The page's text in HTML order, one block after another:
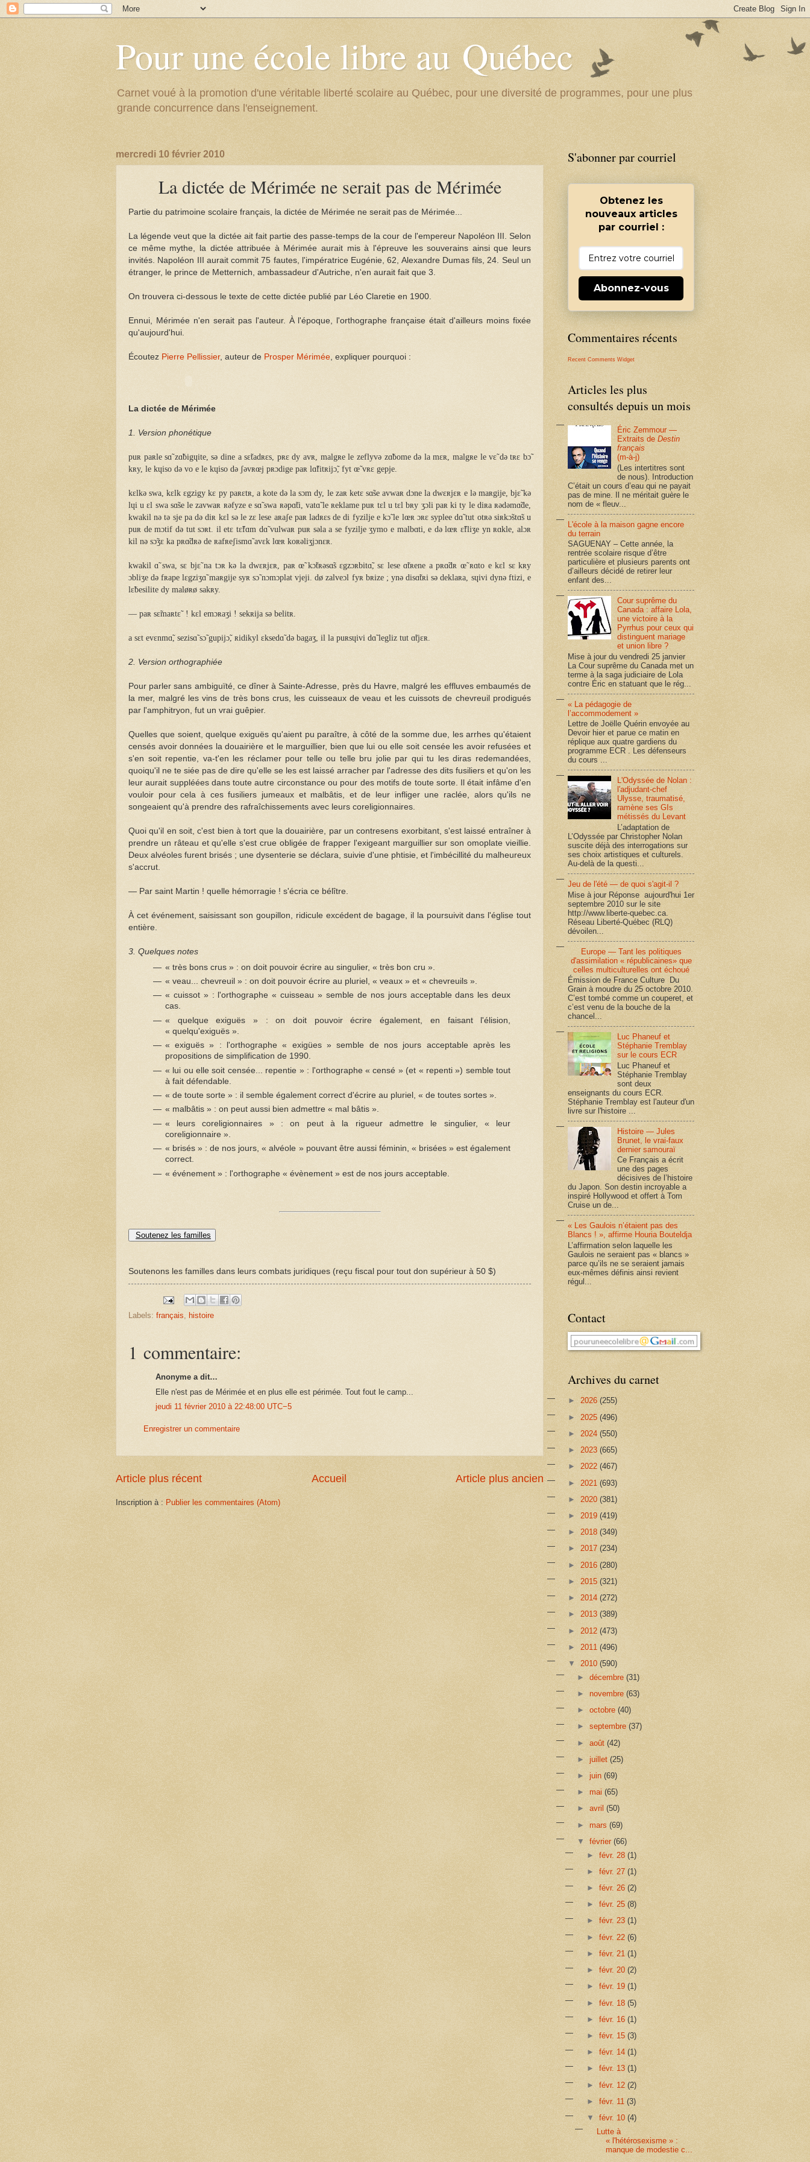
Pour une école libre au Québec
Carnet voué à la promotion d'une véritable liberté scolaire au Québec, pour une diversité de programmes, pour une plus
grande concurrence dans l'enseignement.
mercredi 10 février 2010
La dictée de Mérimée ne serait pas de Mérimée
Partie du patrimoine scolaire français, la dictée de Mérimée ne serait pas de Mérimée...
La légende veut que la dictée ait fait partie des passe-temps de la cour de l'empereur Napoléon III. Selon
ce même mythe, la dictée attribuée à Mérimée aurait mis à l'épreuve les souverains ainsi que leurs
invités. Napoléon III aurait commit 75 fautes, l'impératrice Eugénie, 62, Alexandre Dumas fils, 24. Seul un
étranger, le prince de Metternich, ambassadeur d'Autriche, n'en aurait fait que 3.
On trouvera ci-dessous le texte de cette dictée publié par Léo Claretie en 1900.
Ennui, Mérimée n'en serait pas l'auteur. À l'époque, l'orthographe française était d'ailleurs moins fixée
qu'aujourd'hui.
Écoutez Pierre Pellissier, auteur de Prosper Mérimée , expliquer pourquoi :
La dictée de Mérimée
1. Version phonétique
puʀ paʀle sɑ̃ zɑ̃bigɥite, sə dine a sɛ̃tadʀɛs, pʀɛ dy avʀ, malgʀe le zeflyvə zɑ̃bome də la mɛʀ, malgʀe le vɛ̃ də tʀɛ bɔ̃
kʀy, le kɥiso də vo e le kɥiso də ʃəvʀœj pʀɔdige paʀ lɑ̃fitʀijɔ̃, fyt œ̃ vʀɛ gepje.
kɛlkə swa, kɛlk ɛgzigy kɛ py paʀɛtʀ, a kote də la sɔm dy, le zaʀ ketɛ sɑ̃se avwaʀ dɔne la dwɛʀjɛʀ e lə maʀgije, bjɛ̃ kə
lɥi u ɛl swa sɑ̃se le zavwaʀ ʀəfyze e sɑ̃ swa ʀəpɑ̃ti, vatɑ̃ le ʀeklame puʀ tɛl u tɛl bʀy ʒɔli paʀ ki ty le diʀa ʀədəmɑ̃de,
kwakil nə tə sje pa də diʀ kɛl sə le zɛ lese aʀaʃe paʀ ladʀɛs de di fyzilje e kɔ̃ le lœʀ ɔʀɛ syplee dɑ̃ tut otʀə siʀkɔ̃stɑ̃s u
puʀ de mɔtif də tut sɔʀt. il etɛ tɛ̃fɑm dɑ̃ vulwaʀ puʀ səla a se fyzilje ʒymo e malbɑti, e də lœʀ ɛ̃fliʒe yn ʀɑkle, alɔʀ
kil nə sɔ̃ʒɛ ka pʀɑ̃dʀə de ʀafʀeʃismɑ̃ avɛk lœʀ koʀəliʒjɔnɛʀ.
kwakil ɑ̃ swa, sɛ bjɛ̃ na tɔʀ kə la dwɛʀjɛʀ, paʀ œ̃ kɔ̃tʀəsɑ̃s ɛgzɔʀbitɑ̃, sɛ lese ɑ̃tʀene a pʀɑ̃dʀ œ̃ ʀɑto e kɛl sɛ kʀy
ɔbliʒe də fʀape lɛgziʒɑ̃ maʀgije syʀ sɔ̃ nɔmɔplat vjeji. dø zalveɔl fyʀ bʀize ; ynə disɑ̃tʀi sə deklaʀa, sɥivi dynə ftizi, e
lɛ̃besilite dy maløʀø sakʀy.
— paʀ sɛ̃maʀtɛ̃ ! kɛl emɔʀaʒi ! sekʀija sə belitʀ.
a sɛt evɛnmɑ̃, sezisɑ̃ sɔ̃ gupijɔ̃, ʀidikyl ɛksedɑ̃ də bagaʒ, il la puʀsɥivi dɑ̃ legliz tut ɑ̃tjɛʀ.
2. Version orthographiée
Pour parler sans ambiguïté, ce dîner à Sainte-Adresse, près du Havre, malgré les effluves embaumés de
la mer, malgré les vins de très bons crus, les cuisseaux de veau et les cuissots de chevreuil prodigués
par l'amphitryon, fut un vrai guêpier.
Quelles que soient, quelque exiguës qu'aient pu paraître, à côté de la somme due, les arrhes qu'étaient
censés avoir données la douairière et le marguillier, bien que lui ou elle soit censée les avoir refusées et
s'en soit repentie, va-t'en les réclamer pour telle ou telle bru jolie par qui tu les diras redemandées,
quoiqu'il ne te siée pas de dire qu'elle se les est laissé arracher par l'adresse des dits fusiliers et qu'on les
leur aurait suppléées dans toute autre circonstance ou pour des motifs de toute sorte. Il était infâme d'en
vouloir pour cela à ces fusiliers jumeaux et malbâtis, et de leur infliger une raclée, alors qu'ils ne
songeaient qu'à prendre des rafraîchissements avec leurs coreligionnaires.
Quoi qu'il en soit, c'est bien à tort que la douairière, par un contresens exorbitant, s'est laissé entraîner à
prendre un râteau et qu'elle s'est crue obligée de frapper l'exigeant marguillier sur son omoplate vieillie.
Deux alvéoles furent brisés ; une dysenterie se déclara, suivie d'une phtisie, et l'imbécillité du malheureux
s'accrut.
— Par saint Martin ! quelle hémorragie ! s'écria ce bélître.
À cet événement, saisissant son goupillon, ridicule excédent de bagage, il la poursuivit dans l'église tout
entière.
3. Quelques notes
« très bons crus » : on doit pouvoir écrire au singulier, « très bon cru ».
« veau... chevreuil » : on doit pouvoir écrire au pluriel, « veaux » et « chevreuils ».
« cuissot » : l'orthographe « cuisseau » semble de nos jours acceptable dans les deux
cas.
« quelque exiguës » : on doit pouvoir écrire également, en faisant l'élision,
« quelqu'exiguës ».
« exiguës » : l'orthographe « exigües » semble de nos jours acceptable après les
propositions de simplification de 1990.
« lui ou elle soit censée... repentie » : l'orthographe « censé » (et « repenti ») semble tout
à fait défendable.
« de toute sorte » : il semble également correct d'écrire au pluriel, « de toutes sortes ».
« malbâtis » : on peut aussi bien admettre « mal bâtis ».
« leurs coreligionnaires » : on peut à la rigueur admettre le singulier, « leur
coreligionnaire ».
« brisés » : de nos jours, « alvéole » pouvant être aussi féminin, « brisées » est également
correct.
« événement » : l'orthographe « évènement » est de nos jours acceptable.
Soutenez les familles
Soutenons les familles dans leurs combats juridiques (reçu fiscal pour tout don supérieur à 50 $)
Labels: français, histoire
1 commentaire:
Anonyme a dit…
Elle n'est pas de Mérimée et en plus elle est périmée. Tout fout le camp...
jeudi 11 février 2010 à 22:48:00 UTC−5
Enregistrer un commentaire
Article plus récent Article plus ancien
Accueil
Inscription à : Publier les commentaires (Atom)
S'abonner par courriel
Obtenez les
nouveaux articles
par courriel :
Abonnez-vous
Commentaires récents
Recent Comments Widget
Articles les plus
consultés depuis un mois
Éric Zemmour —
Extraits deDestin
français
(m-à-j)
(Les intertitres sont
de nous). Introduction
C’était un cours d’eau qui ne payait
pas de mine. Il ne méritait guère le
nom de « fleuv...
L'école à la maison gagne encore
du terrain
SAGUENAY – Cette année, la
rentrée scolaire risque d’être
particulière et plusieurs parents ont
d’ailleurs décidé de retirer leur
enfant des...
Cour suprême du
Canada : affaire Lola,
une victoire à la
Pyrrhus pour ceux qui
distinguent mariage
et union libre ?
Mise à jour du vendredi 25 janvier
La Cour suprême du Canada met un
terme à la saga judiciaire de Lola
contre Éric en statuant que le rég...
« La pédagogie de
l’accommodement »
Lettre de Joëlle Quérin envoyée au
Devoir hier et parue ce matin en
réplique aux quatre gardiens du
programme ECR . Les défenseurs
du cours ...
L'Odyssée de Nolan :
l'adjudant-chef
Ulysse, traumatisé,
ramène ses GIs
métissés du Levant
L’adaptation de
L’Odyssée par Christopher Nolan
suscite déjà des interrogations sur
ses choix artistiques et culturels.
Au-delà de la questi...
Jeu de l'été — de quoi s'agit-il ?
Mise à jour Réponse aujourd'hui 1er
septembre 2010 sur le site
http://www.liberte-quebec.ca.
Réseau Liberté-Québec (RLQ)
dévoilen...
Europe — Tant les politiques
d'assimilation « républicaines» que
celles multiculturelles ont échoué
Émission de France Culture Du
Grain à moudre du 25 octobre 2010.
C’est tombé comme un couperet, et
c’est venu de la bouche de la
chancel...
Luc Phaneuf et
Stéphanie Tremblay
sur le cours ECR
Luc Phaneuf et
Stéphanie Tremblay
sont deux
enseignants du cours ECR.
Stéphanie Tremblay est l'auteur d'un
livre sur l'histoire ...
Histoire — Jules
Brunet, le vrai-faux
dernier samouraï
Ce Français a écrit
une des pages
décisives de l’histoire
du Japon. Son destin incroyable a
inspiré Hollywood et offert à Tom
Cruise un de...
« Les Gaulois n’étaient pas des
Blancs ! », affirme Houria Bouteldja
L’affirmation selon laquelle les
Gaulois ne seraient pas « blancs »
parce qu’ils ne se seraient jamais
eux-mêmes définis ainsi revient
régul...
Contact
Archives du carnet
► 2026 (255)
► 2025 (496)
► 2024 (550)
► 2023 (665)
► 2022 (467)
► 2021 (693)
► 2020 (381)
► 2019 (419)
► 2018 (349)
► 2017 (234)
► 2016 (280)
► 2015 (321)
► 2014 (272)
► 2013 (389)
► 2012 (473)
► 2011 (496)
▼ 2010 (590)
►décembre(31)
►novembre(63)
►octobre(40)
►septembre(37)
►août(42)
►juillet(25)
►juin(69)
►mai(65)
►avril(50)
► mars(69)
▼février(66)
► févr. 28 (1)
► févr. 27 (1)
► févr. 26 (2)
► févr. 25 (8)
► févr. 23 (1)
► févr. 22 (6)
► févr. 21 (1)
► févr. 20 (2)
► févr. 19 (1)
► févr. 18 (5)
► févr. 16 (1)
► févr. 15 (3)
► févr. 14 (1)
► févr. 13 (1)
► févr. 12 (2)
► févr. 11 (3)
▼ févr. 10 (4)
Lutte à
« l'hétérosexisme » :
manque de modestie c...